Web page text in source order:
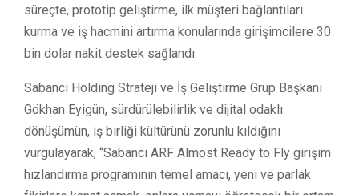
süreçte, prototip geliştirme, ilk müşteri bağlantıları
kurma ve iş hacmini artırma konularında girişimcilere 30
bin dolar nakit destek sağlandı.
Sabancı Holding Strateji ve İş Geliştirme Grup Başkanı
Gökhan Eyigün, sürdürülebilirlik ve dijital odaklı
dönüşümün, iş birliği kültürünü zorunlu kıldığını
vurgulayarak, “Sabancı ARF Almost Ready to Fly girişim
hızlandırma programının temel amacı, yeni ve parlak